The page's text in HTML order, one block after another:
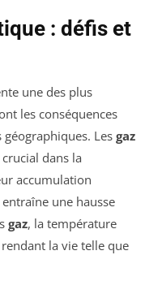
: défis et
une des plus
les conséquences
Les gaz
dans la
accumulation
une hausse
gaz, la température
la vie telle que